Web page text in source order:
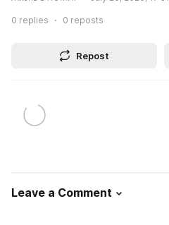
0 replies 0 reposts
Repost
Leave a Comment